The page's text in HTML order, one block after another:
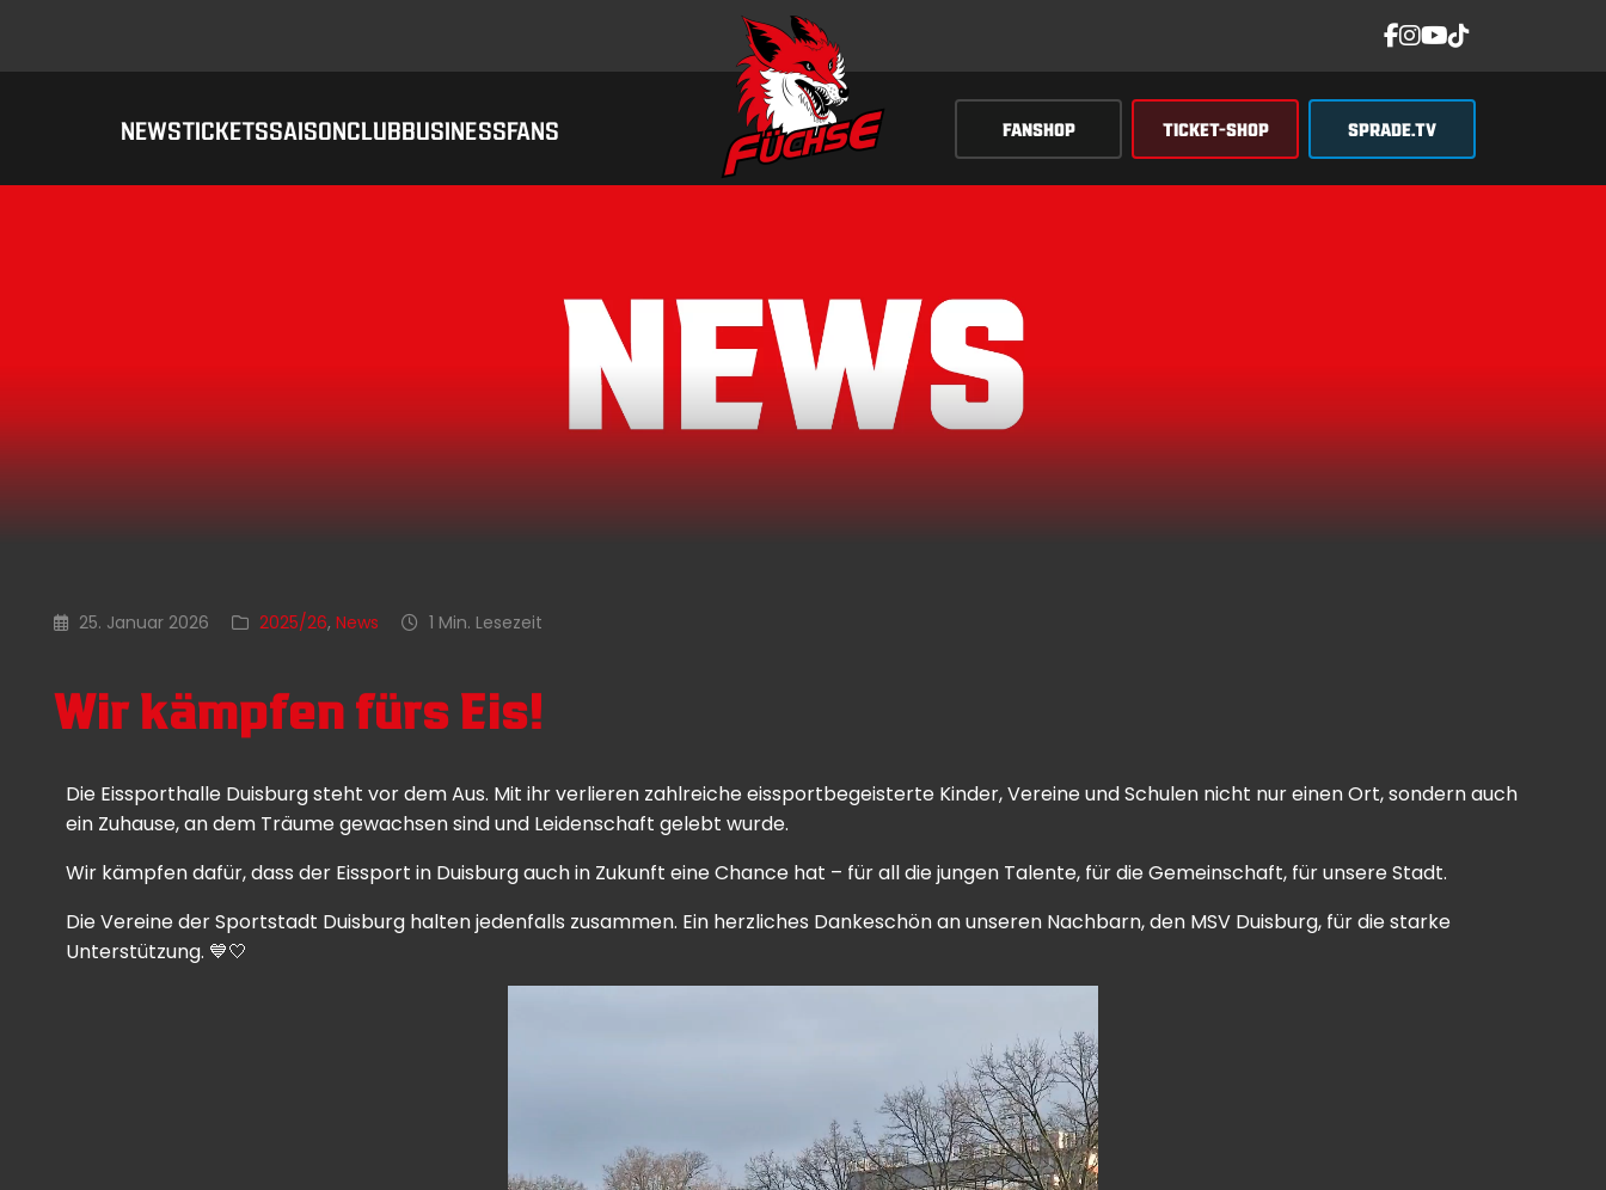
NEWSTICKETSSAISONCLUBBUSINESSFANS FANSHOP TICKET-SHOP SPRADE.TV
25. Januar 2026 2025/26, News 1 Min. Lesezeit
Wir kämpfen fürs Eis!
Die Eissporthalle Duisburg steht vor dem Aus. Mit ihr verlieren zahlreiche eissportbegeisterte Kinder, Vereine und Schulen nicht nur einen Ort, sondern auch
ein Zuhause, an dem Träume gewachsen sind und Leidenschaft gelebt wurde.
Wir kämpfen dafür, dass der Eissport in Duisburg auch in Zukunft eine Chance hat – für all die jungen Talente, für die Gemeinschaft, für unsere Stadt.
Die Vereine der Sportstadt Duisburg halten jedenfalls zusammen. Ein herzliches Dankeschön an unseren Nachbarn, den MSV Duisburg, für die starke
Unterstützung. 💙🤍